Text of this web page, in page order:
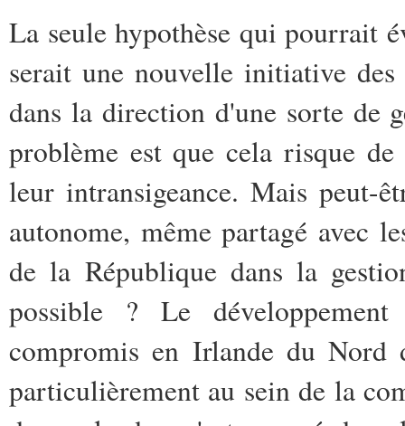
La seule hypothèse qui pourrait
serait une nouvelle initiative
dans la direction d'une sorte de
problème est que cela risque
leur intransigeance. Mais peut-
autonome, même partagé avec
de la République dans la
possible ? Le
compromis en Irlande du Nord
particulièrement au sein de la